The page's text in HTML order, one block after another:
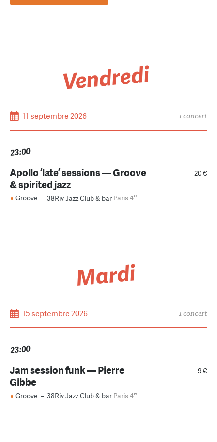
Vendredi
11 septembre 2026 1 concert
23:00
20 €
Apollo ‘late’ sessions — Groove
& spirited jazz
Groove – 38Riv Jazz Club & bar Paris 4e
Mardi
15 septembre 2026 1 concert
23:00
9 €
Jam session funk — Pierre
Gibbe
Groove – 38Riv Jazz Club & bar Paris 4e